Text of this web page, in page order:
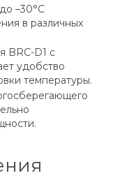
–30°С
в различных
BRC-D1 с
удобство
температуры.